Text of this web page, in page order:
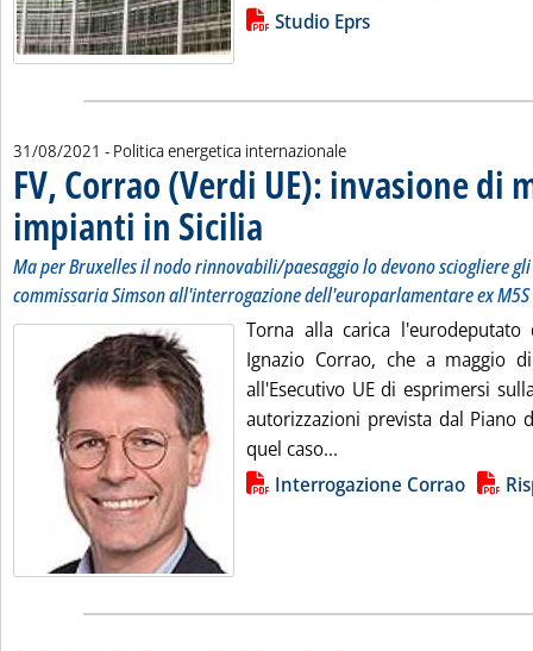
Lista allegati PDF alla notizia
Studio Eprs
31/08/2021 - Politica energetica internazionale
FV, Corrao (Verdi UE): invasione di
impianti in Sicilia
Ma per Bruxelles il nodo rinnovabili/paesaggio lo devono sciogliere
commissaria Simson all'interrogazione dell'europarlamentare ex M5S
Torna alla carica
Ignazio Corrao, che a maggio
all'Esecutivo UE di esprimersi
autorizzazioni prevista dal Piano
quel caso...
Lista allegati PDF alla notiziaInterrogazione Corrao